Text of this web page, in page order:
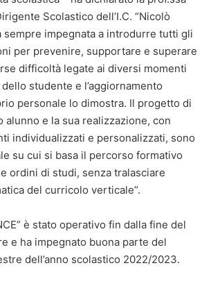
Scolastico dell’I.C. “Nicolò
sempre impegnata a introdurre tutti gli
per prevenire, supportare e superare
difficoltà legate ai diversi momenti
studente e l’aggiornamento
personale lo dimostra. Il progetto di
alunno e la sua realizzazione, con
individualizzati e personalizzati, sono
su cui si basa il percorso formativo
ordini di studi, senza tralasciare
del curricolo verticale”.
è stato operativo fin dalla fine del
e ha impegnato buona parte del
dell’anno scolastico 2022/2023.